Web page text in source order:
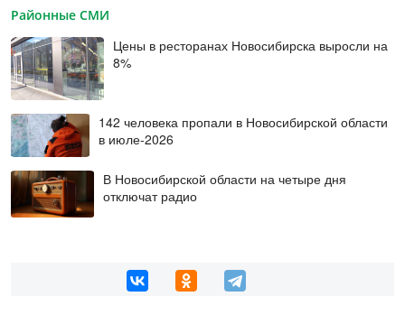
Районные СМИ
Цены в ресторанах Новосибирска выросли на
8%
142 человека пропали в Новосибирской области
в июле-2026
В Новосибирской области на четыре дня
отключат радио